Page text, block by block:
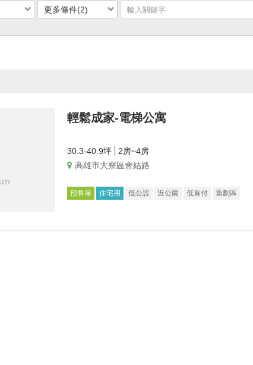
更多條件(2)
輕鬆成家-電梯公寓
30.3-40.9坪
2房~4房
高雄市大寮區會結路
預售屋 住宅用 低公設 近公園 低首付 重劃區